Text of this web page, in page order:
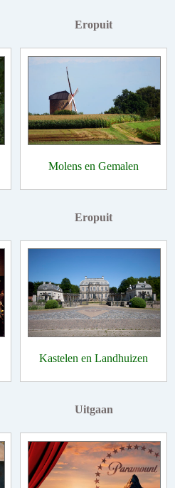
Eropuit
Molens en Gemalen
Eropuit
Kastelen en Landhuizen
Uitgaan